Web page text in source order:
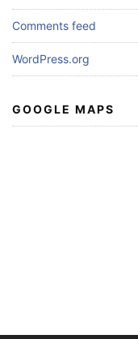
Comments feed
WordPress.org
GOOGLE MAPS